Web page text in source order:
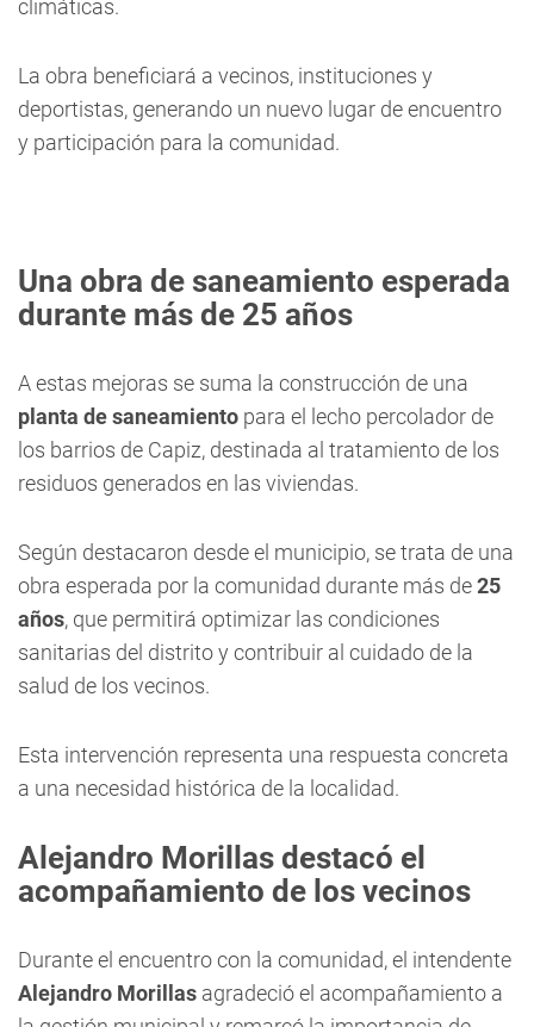
climáticas.
La obra beneficiará a vecinos, instituciones y
deportistas, generando un nuevo lugar de encuentro
y participación para la comunidad.
Una obra de saneamiento esperada
durante más de 25 años
A estas mejoras se suma la construcción de una
planta de saneamiento para el lecho percolador de
los barrios de Capiz, destinada al tratamiento de los
residuos generados en las viviendas.
Según destacaron desde el municipio, se trata de una
obra esperada por la comunidad durante más de25
años, que permitirá optimizar las condiciones
sanitarias del distrito y contribuir al cuidado de la
salud de los vecinos.
Esta intervención representa una respuesta concreta
a una necesidad histórica de la localidad.
Alejandro Morillas destacó el
acompañamiento de los vecinos
Durante el encuentro con la comunidad, el intendente
Alejandro Morillas agradeció el acompañamiento a